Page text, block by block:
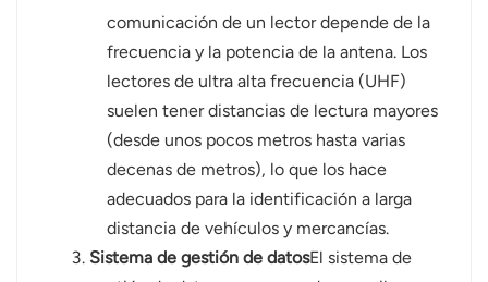
comunicación de un lector depende de la
frecuencia y la potencia de la antena. Los
lectores de ultra alta frecuencia (UHF)
suelen tener distancias de lectura mayores
(desde unos pocos metros hasta varias
decenas de metros), lo que los hace
adecuados para la identificación a larga
distancia de vehículos y mercancías.
Sistema de gestión de datosEl sistema de